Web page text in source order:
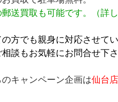
送買取も可能です。（詳
方でも親身に対応させてい
談もお気軽にお問合せ下さ
のキャンペーン企画は仙台